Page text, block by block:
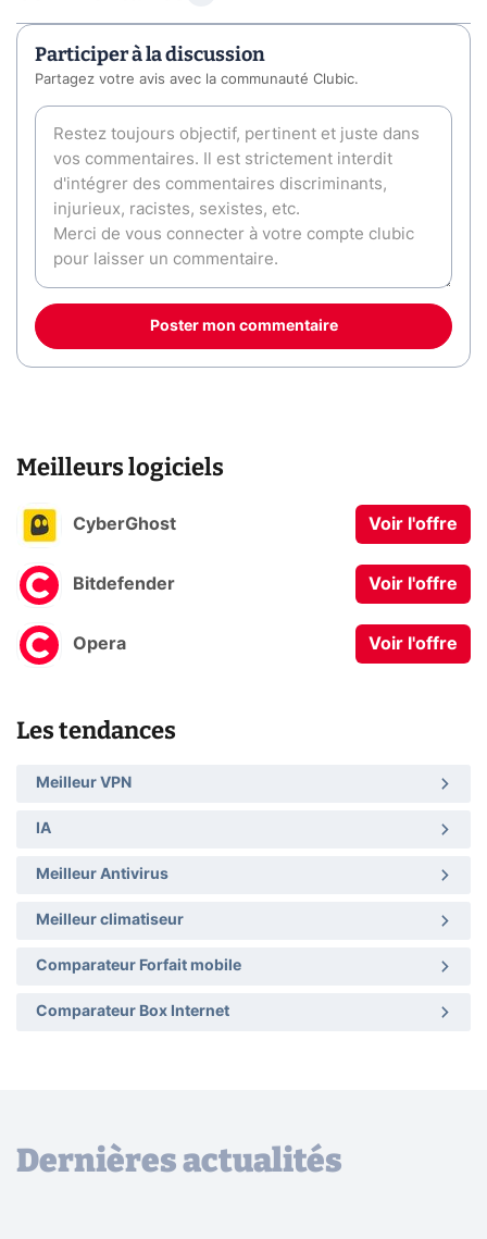
Participer à la discussion
Partagez votre avis avec la communauté Clubic.
Poster mon commentaire
Meilleurs logiciels
CyberGhost Voir l'offre
Bitdefender Voir l'offre
Opera Voir l'offre
Les tendances
Meilleur VPN
IA
Meilleur Antivirus
Meilleur climatiseur
Comparateur Forfait mobile
Comparateur Box Internet
Dernières actualités